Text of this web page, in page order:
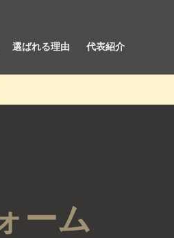
選ばれる理由 代表紹介
ーム